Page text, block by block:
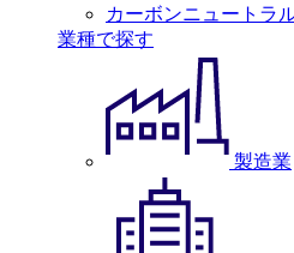
カーボンニュートラ
業種で探す
製造業